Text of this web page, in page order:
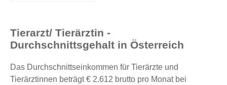
Tierarzt/ Tierärztin -
Durchschnittsgehalt in Österreich
Das Durchschnittseinkommen für Tierärzte und
Tierärztinnen beträgt € 2.612 brutto pro Monat bei